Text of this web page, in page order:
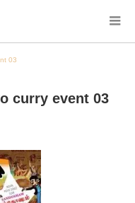
03
curry event 03